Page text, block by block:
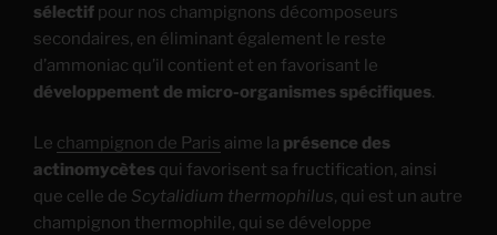
sélectif pour nos champignons décomposeurs
secondaires, en éliminant également le reste
d’ammoniac qu’il contient et en favorisant le
développement de micro-organismes spécifiques.
Le champignon de Paris aime la présence des
actinomycètes qui favorisent sa fructification, ainsi
que celle de Scytalidium thermophilus, qui est un autre
champignon thermophile, qui se développe